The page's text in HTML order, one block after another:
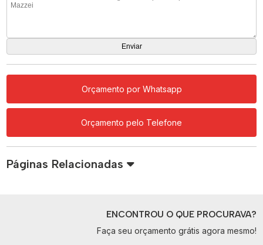
Orçamento por Whatsapp
Orçamento pelo Telefone
Páginas Relacionadas
ENCONTROU O QUE PROCURAVA?
Faça seu orçamento grátis agora mesmo!